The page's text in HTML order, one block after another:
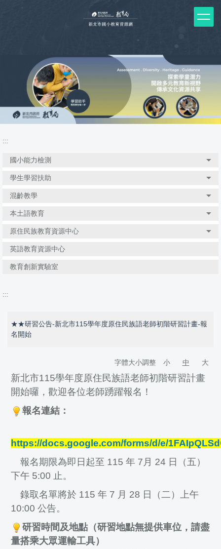
:::
國小能力檢測
學生學習扶助
混齡教學
本土語教育
原住民族教育資源中心
英語教育資源中心
教育創新實驗室
:::
★★研習公告-新北市115學年度原住民族語老師初階研習計畫-報
名開始
字體大小調整 小 中 大
新北市115學年度原住民族語老師初階研習計畫
開始囉，歡迎各位老師踴躍報名！
報名連結：
https://docs.google.com/forms/d/e/
報名期限為即日起至 115 年 7月 24 日（五）
下午 5:00 止。
錄取名單將於 115 年 7 月 28 日（二）上午
10:00 公告。
研習時間及地點（研習地點無提供車位，請盡
量搭乘大眾運輸工具）